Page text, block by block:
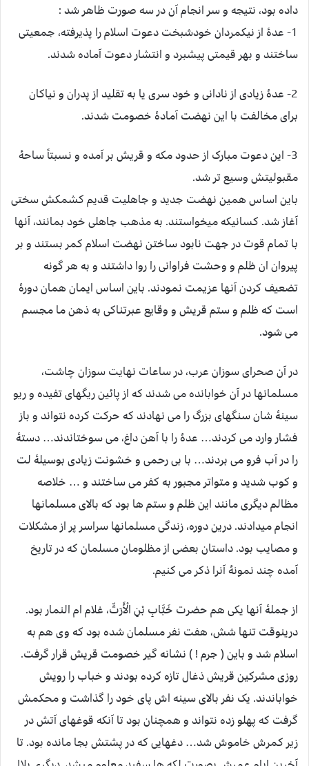
داده بود، نتیجه و سر انجام آن در سه صورت ظاهر شد :
1- عدۀ از نیکمردان خودشبخت دعوت اسلام را پذیرفته، جمعیتی
ساختند و بهر قیمتی پیشبرد و انتشار دعوت آماده شدند.
2- عدۀ زیادی از نادانی و خود سری یا به تقلید از پدران و نیاکان
برای مخالفت با این نهضت آمادۀ خصومت شدند.
3- این دعوت مبارک از حدود مکه و قریش بر آمده و نسبتاً ساحۀ
مقبولیتش وسیع تر شد.
باین اساس همین نهضت جدید و جاهلیت قدیم کشمکش سختی
آغاز شد. کسانیکه میخواستند. به مذهب جاهلی خود بمانند، آنها
با تمام قوت در جهت نابود ساختن نهضت اسلام کمر بستند و بر
پیروان ان ظلم و وحشت فراوانی را روا داشتند و به هر گونه
تضعیف کردن آنها عزیمت نمودند. باین اساس ایمان همان دورۀ
است که ظلم و ستم قریش و وقایع عبرتناکی به ذهن ما مجسم
می شود.
در آن صحرای سوزان عرب، در ساعات نهایت سوزان چاشت،
مسلمانها در آن خوابانده می شدند که از پائین ریگهای تفیده و ریو
سینۀ شان سنگهای بزرگ را می نهادند که حرکت کرده نتواند و باز
فشار وارد می کردند… عدۀ را با آهن داغ، می سوختاندند… دستۀ
را در آب فرو می بردند… با بی رحمی و خشونت زیادی بوسیلۀ لت
و کوب شدید و متواتر مجبور به کفر می ساختند و … خلاصه
مظالم دیگری مانند این ظلم و ستم ها بود که بالای مسلمانها
انجام میدادند. درین دوره، زندگی مسلمانها سراسر پر از مشکلات
و مصایب بود. داستان بعضی از مظلومان مسلمان که در تاریخ
آمده چند نمونۀ آنرا ذکر می کنیم.
از جملۀ آنها یکی هم حضرت خَبَّابِ بْنِ الْأَرَتِّ، غلام ام النمار بود.
درینوقت تنها شش، هفت نفر مسلمان شده بود که وی هم به
اسلام شد و باین ( جرم ! ) نشانه گیر خصومت قریش قرار گرفت.
روزی مشرکین قریش ذغال تازه کرده بودند و خباب را رویش
خواباندند. یک نفر بالای سینه اش پای خود را گذاشت و محکمش
گرفت که پهلو زده نتواند و همچنان بود تا آنکه قوغهای آتش در
زیر کمرش خاموش شد… دغهایی که در پشتش بجا مانده بود. تا